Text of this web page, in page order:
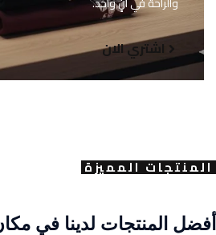
اشتري الان
المنتجات المميزة
أفضل المنتجات لدينا في